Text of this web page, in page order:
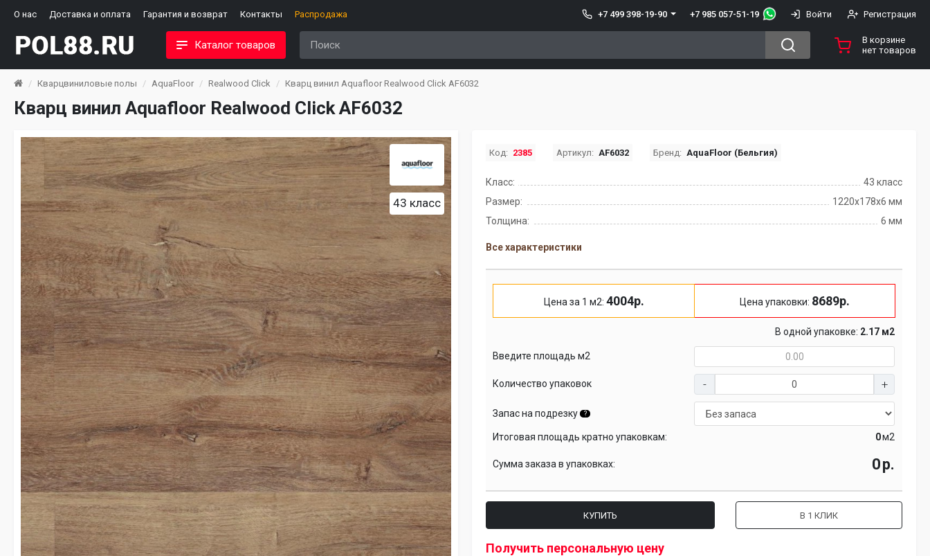
О нас Доставка и оплата Гарантия и возврат Контакты Распродажа +7 499 398-19-90 +7 985 057-51-19 Войти Регистрация
Каталог товаров
В корзине
нет товаров
Кварцвиниловые полы AquaFloor Realwood Click Кварц винил Aquafloor Realwood Click AF6032
Кварц винил Aquafloor Realwood Click AF6032
43 класс
Код: 2385 Артикул: AF6032 Бренд: AquaFloor (Бельгия)
Класс:
43 класс
Размер:
1220x178x6 мм
Толщина:
6 мм
Все характеристики
Цена за 1 м2: 4004р. Цена упаковки: 8689р.
В одной упаковке: 2.17 м2
Введите площадь м2
Количество упаковок
Запас на подрезку ?
Итоговая площадь кратно упаковкам: м2
Сумма заказа в упаковках: р.
КУПИТЬ В 1 КЛИК
Получить персональную цену